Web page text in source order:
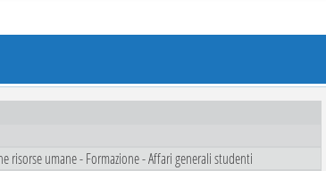
risorse umane - Formazione - Affari generali studenti